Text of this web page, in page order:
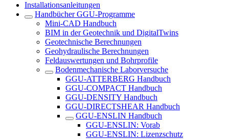
Installationsanleitungen
Handbücher GGU-Programme
Mini-CAD Handbuch
BIM in der Geotechnik und DigitalTwins
Geotechnische Berechnungen
Geohydraulische Berechnungen
Feldauswertungen und Bohrprofile
Bodenmechanische Laborversuche
GGU-ATTERBERG Handbuch
GGU-COMPACT Handbuch
GGU-DENSITY Handbuch
GGU-DIRECTSHEAR Handbuch
GGU-ENSLIN Handbuch
GGU-ENSLIN: Vorab
GGU-ENSLIN: Lizenzschutz